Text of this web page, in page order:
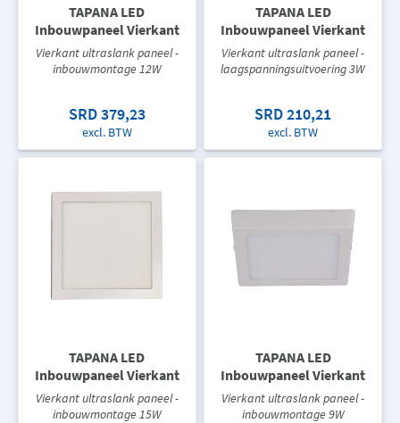
TAPANA LED
Inbouwpaneel Vierkant
Vierkant ultraslank paneel -
inbouwmontage 12W
SRD 379,23
excl. BTW
TAPANA LED
Inbouwpaneel Vierkant
Vierkant ultraslank paneel -
laagspanningsuitvoering 3W
SRD 210,21
excl. BTW
TAPANA LED
Inbouwpaneel Vierkant
Vierkant ultraslank paneel -
inbouwmontage 15W
TAPANA LED
Inbouwpaneel Vierkant
Vierkant ultraslank paneel -
inbouwmontage 9W